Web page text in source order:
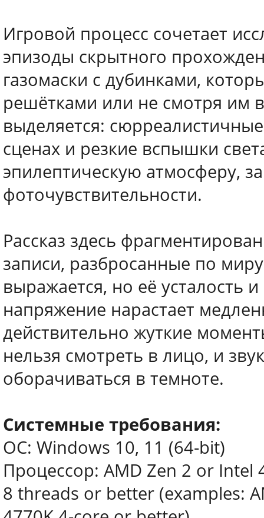
Игровой процесс сочетает
эпизоды скрытного
газомаски с дубинками,
решётками или не смотря им
выделяется:
сценах и резкие вспышки
эпилептическую атмосферу,
фоточувствительности.
Рассказ здесь
записи, разбросанные по
выражается, но её усталость
напряжение нарастает
действительно жуткие
нельзя смотреть в лицо, и
оборачиваться в темноте.
Системные требования:
ОС: Windows 10, 11 (64-bit)
Процессор: AMD Zen 2 or Intel
8 threads or better (examples: